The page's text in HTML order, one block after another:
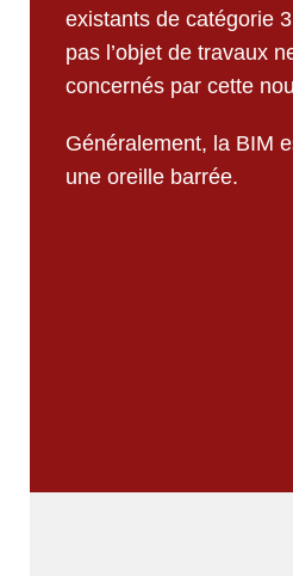
existants de catégorie
pas l’objet de travaux
concernés par cette
Généralement, la BIM
une oreille barrée.